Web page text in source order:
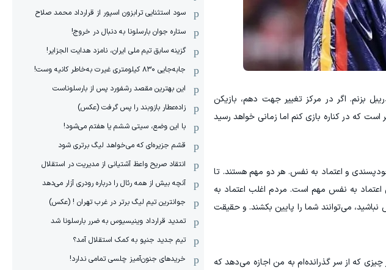
بزنم. اگر در مرکز تغییر جهت دهم، بازیکن
که در کناره بازی کنم اما زمانی خواهد رسید
و اعتماد به‌ نفس. هر دو مهم هستند. تا
به‌ نفس مهم است. مردم اغلب اعتماد به‌
نباشید، می‌توانند شما را پایین بکشند. و حقیقت
که از سر گذرانده‌ام به من اجازه می‌دهد که
سود استثنایی ترابزون اسپور از قرارداد محمد صلاح
ستاره جوان بارسلونا به دنبال در خروج!
گزینه سابق تیم ملی ایران، نامزد هدایت الجزایر!
جابه‌جایی ۸۳۰ کیلومتری غیرت به‌خاطر کانیه وست!
این بهترین مقصد رشفورد پس از بارسلوناست
زاده‌عطار بازوبند را پس گرفت (عکس)
با این وضع، سیتی ششم یا هفتم می‌شود!
قشم جزیره‌ای که می‌خواهد لیگ برتری شود
انتقاد صریح واعظ آشتیانی از مدیریت در استقلال
آنچه بیش از همه رئال را درباره رودری آزار می‌دهد
جوانترین تیم لیگ برتر در غرب تهران ! (عکس)
تمدید قرارداد وینیسیوس به ضرر بارسلونا شد
تیم جدید جنپو به کمک استقلال آمد؟
خریدهای جنون‌آمیز چلسی تمامی ندارد!